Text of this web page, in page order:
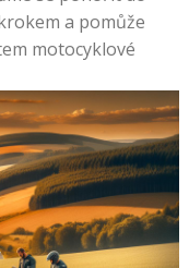
a pomůže
motocyklové